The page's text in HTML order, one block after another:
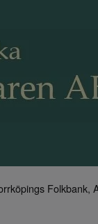
Folkbank,